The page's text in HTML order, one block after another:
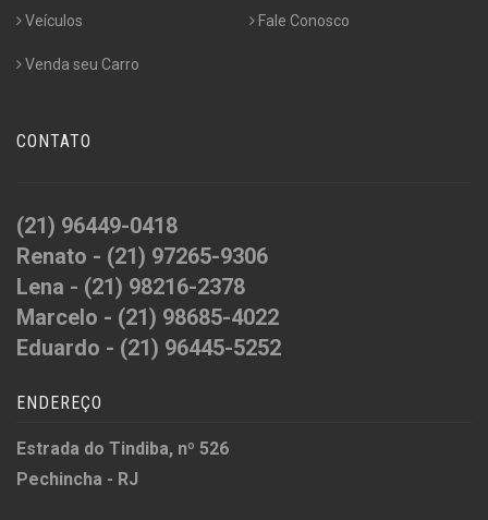
Veículos
Venda seu Carro
Fale Conosco
CONTATO
(21) 96449-0418
Renato - (21) 97265-9306
Lena - (21) 98216-2378
Marcelo - (21) 98685-4022
Eduardo - (21) 96445-5252
ENDEREÇO
Estrada do Tindiba, nº 526
Pechincha - RJ